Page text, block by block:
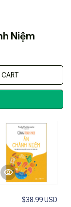
Niệm
$38.99 USD